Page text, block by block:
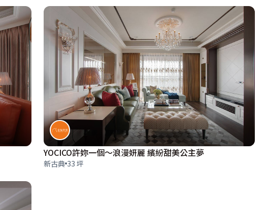
YOCICO許妳一個〜浪漫妍麗 繽紛甜美公主夢
新古典 33 坪